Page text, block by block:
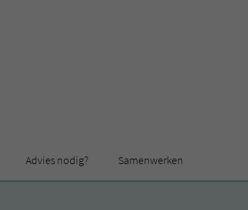
Advies nodig? Samenwerken